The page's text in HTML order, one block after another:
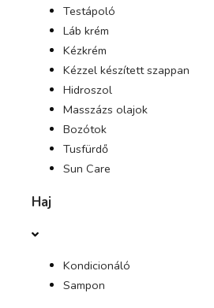
Testápoló
Láb krém
Kézkrém
Kézzel készített szappan
Hidroszol
Masszázs olajok
Bozótok
Tusfürdő
Sun Care
Haj
Kondicionáló
Sampon